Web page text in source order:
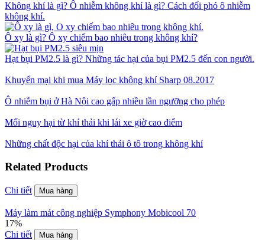
Không khí là gì? Ô nhiễm không khí là gì? Cách đối phó ô nhiễm
không khí.
Ô xy là gì? Ô xy chiếm bao nhiêu trong không khí?
Hạt bụi PM2.5 là gì? Những tác hại của bụi PM2.5 đến con người.
Khuyến mại khi mua Máy lọc không khí Sharp 08.2017
Ô nhiễm bụi ở Hà Nội cao gấp nhiều lần ngưỡng cho phép
Mối nguy hại từ khí thải khi lái xe giờ cao điểm
Những chất độc hại của khí thải ô tô trong không khí
Related Products
Chi tiết Mua hàng
Máy làm mát công nghiệp Symphony Mobicool 70
17%
Chi tiết
Mua hàng